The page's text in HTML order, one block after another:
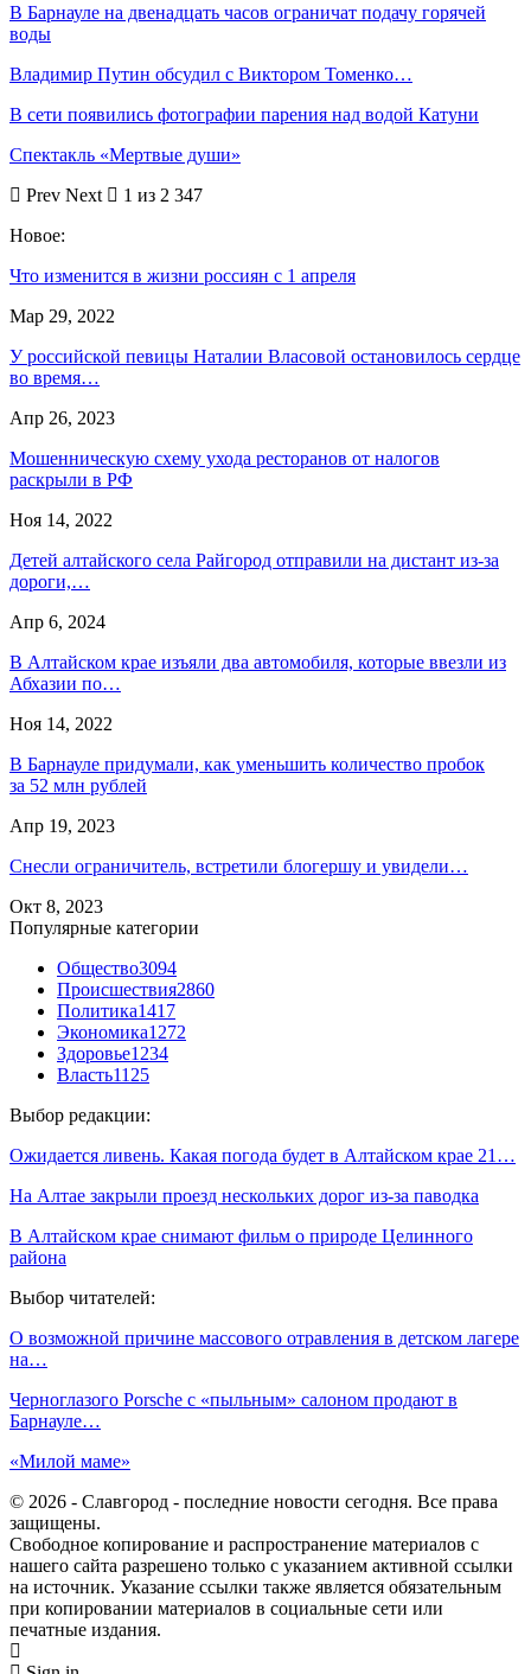
В Барнауле на двенадцать часов ограничат подачу горячей
воды
Владимир Путин обсудил с Виктором Томенко…
В сети появились фотографии парения над водой Катуни
Спектакль «Мертвые души»
Prev Next
1 из 2 347
Новое:
Что изменится в жизни россиян с 1 апреля
Мар 29, 2022
У российской певицы Наталии Власовой остановилось сердце
во время…
Апр 26, 2023
Мошенническую схему ухода ресторанов от налогов
раскрыли в РФ
Ноя 14, 2022
Детей алтайского села Райгород отправили на дистант из-за
дороги,…
Апр 6, 2024
В Алтайском крае изъяли два автомобиля, которые ввезли из
Абхазии по…
Ноя 14, 2022
В Барнауле придумали, как уменьшить количество пробок
за 52 млн рублей
Апр 19, 2023
Снесли ограничитель, встретили блогершу и увидели…
Окт 8, 2023
Популярные категории
Общество3094
Происшествия2860
Политика1417
Экономика1272
Здоровье1234
Власть1125
Выбор редакции:
Ожидается ливень. Какая погода будет в Алтайском крае 21…
На Алтае закрыли проезд нескольких дорог из-за паводка
В Алтайском крае снимают фильм о природе Целинного
района
Выбор читателей:
О возможной причине массового отравления в детском лагере
на…
Черноглазого Porsche с «пыльным» салоном продают в
Барнауле…
«Милой маме»
© 2026 - Славгород - последние новости сегодня. Все права
защищены.
Свободное копирование и распространение материалов с
нашего сайта разрешено только с указанием активной ссылки
на источник. Указание ссылки также является обязательным
при копировании материалов в социальные сети или
печатные издания.